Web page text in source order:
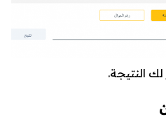
النتيجة.